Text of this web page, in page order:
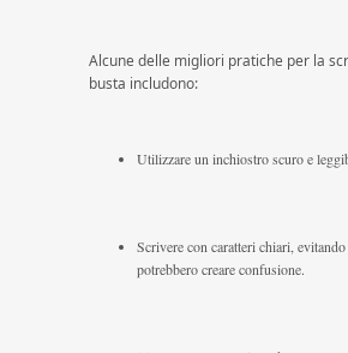
Alcune delle migliori pratiche per la
busta includono:
Utilizzare un inchiostro scuro e
Scrivere con caratteri chiari,
potrebbero creare confusione.